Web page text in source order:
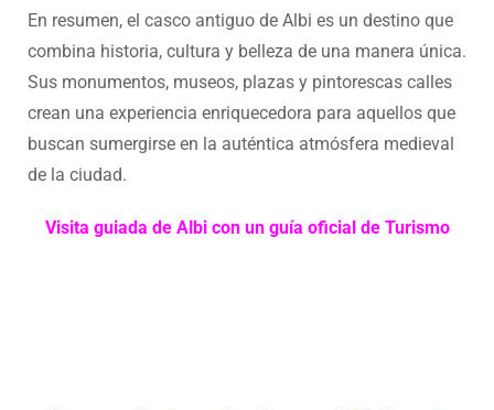
En resumen, el casco antiguo de Albi es un destino que
combina historia, cultura y belleza de una manera única.
Sus monumentos, museos, plazas y pintorescas calles
crean una experiencia enriquecedora para aquellos que
buscan sumergirse en la auténtica atmósfera medieval
de la ciudad.
Visita guiada de Albi con un guía oficial de Turismo